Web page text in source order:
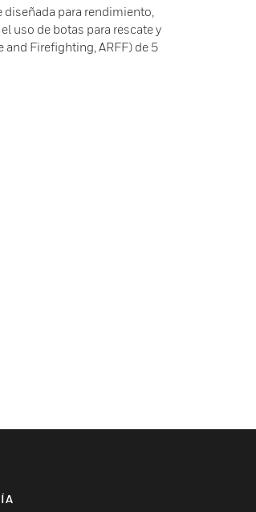
para rendimiento,
uso de botas para rescate y
Firefighting, ARFF) de 5